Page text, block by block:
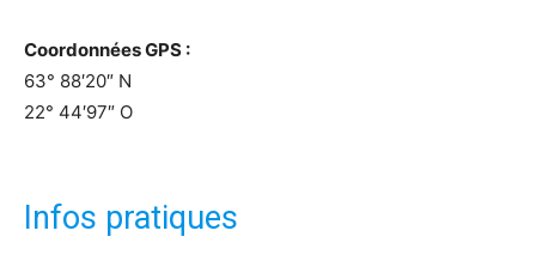
Coordonnées GPS :
63° 88′20″ N
22° 44′97″ O
Infos pratiques